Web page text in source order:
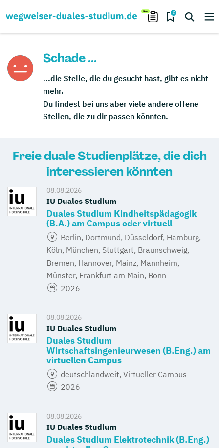
0
Schade ...
...die Stelle, die du gesucht hast, gibt es nicht
mehr.
Du findest bei uns aber viele andere offene
Stellen, die zu dir passen könnten.
Freie duale Studienplätze, die dich
interessieren könnten
08.08.2026
IU Duales Studium
Duales Studium Kindheitspädagogik
(B.A.) am Campus oder virtuell
Berlin, Dortmund, Düsseldorf, Hamburg,
Köln, München, Stuttgart, Braunschweig,
Bremen, Hannover, Mainz, Mannheim,
Münster, Frankfurt am Main, Bonn
2026
08.08.2026
IU Duales Studium
Duales Studium
Wirtschaftsingenieurwesen (B.Eng.) am
virtuellen Campus
deutschlandweit, Virtueller Campus
2026
08.08.2026
IU Duales Studium
Duales Studium Elektrotechnik (B.Eng.)